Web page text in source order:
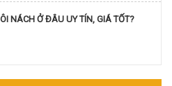
NÁCH Ở ĐÂU UY TÍN, GIÁ TỐT?